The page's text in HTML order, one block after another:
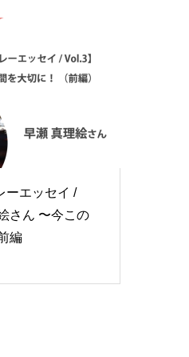
ーエッセイ /
さん 〜今この
編